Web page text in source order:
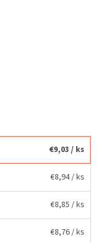
€9,03 / ks
€8,94/ ks
€8,85 / ks
€8,76/ ks